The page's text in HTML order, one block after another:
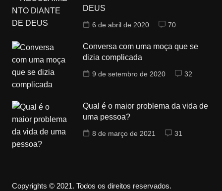
DEUS
6 de abril de 2020 70
Conversa com uma moça que se
dizia complicada
9 de setembro de 2020 32
Qual é o maior problema da vida de
uma pessoa?
8 de março de 2021 31
Copyrights © 2021. Todos os direitos reservados.